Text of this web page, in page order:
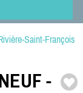
Saint-François
-